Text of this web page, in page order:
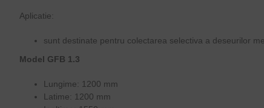
Aplicatie:
sunt destinate pentru colectarea selectiva a deseurilor
Model GFB 1.3
Lungime: 1200 mm
Latime: 1200 mm